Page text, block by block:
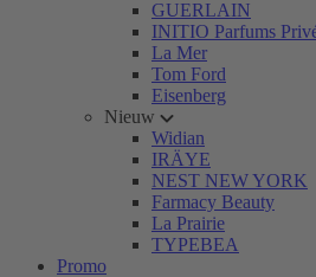
GUERLAIN
INITIO Parfums
La Mer
Tom Ford
Eisenberg
Nieuw
Widian
IRÄYE
NEST NEW YORK
Farmacy Beauty
La Prairie
TYPEBEA
Promo